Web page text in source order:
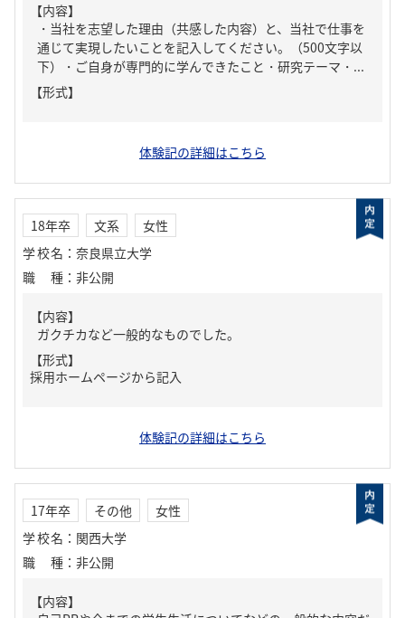
【内容】
・当社を志望した理由（共感した内容）と、当社で仕事を
通じて実現したいことを記入してください。（500文字以
下）・ご自身が専門的に学んできたこと・研究テーマ・...
【形式】
体験記の詳細はこちら
18年卒 文系
女性
学校名 ： 奈良県立大学
職種 ： 非公開
【内容】
ガクチカなど一般的なものでした。
【形式】
採用ホームページから記入
体験記の詳細はこちら
17年卒 その他
女性
学校名 ： 関西大学
職種 ： 非公開
【内容】